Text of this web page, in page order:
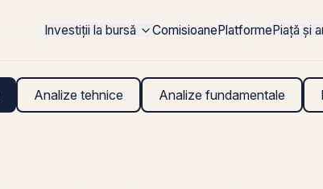
Investiții la bursă ComisioanePlatformePiață și
Analize tehnice Analize fundamentale